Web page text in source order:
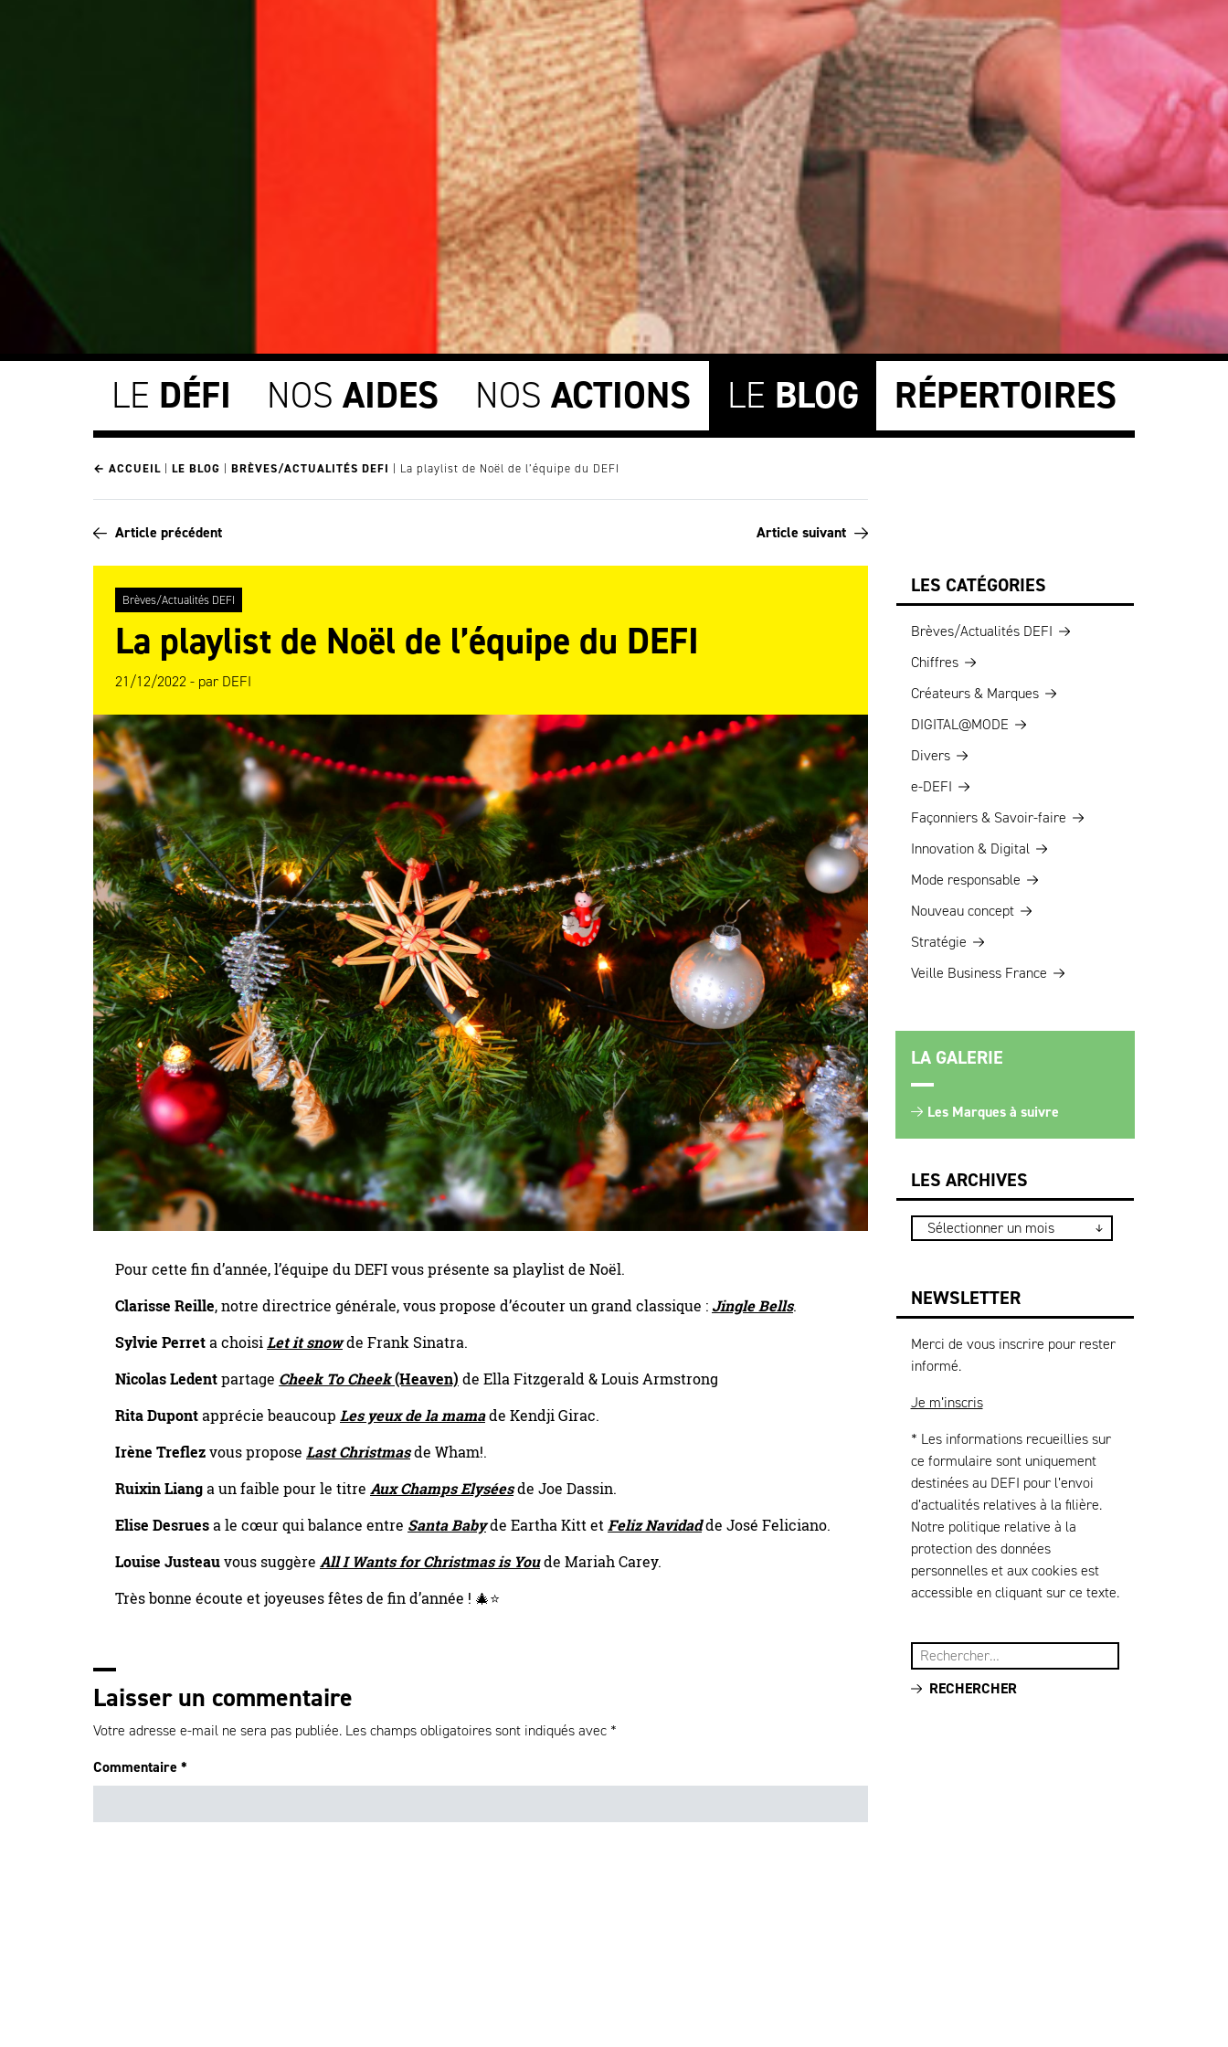
LE DÉFI NOSAIDES NOS ACTIONS LE BLOG RÉPERTOIRES
← ACCUEIL | LE BLOG | BRÈVES/ACTUALITÉS DEFI | La playlist de Noël de l’équipe du DEFI
Article précédent Article suivant
Brèves/Actualités DEFI
La playlist de Noël de l’équipe du DEFI
21/12/2022 - par DEFI
Pour cette fin d’année, l’équipe du DEFI vous présente sa playlist de Noël.
Clarisse Reille, notre directrice générale, vous propose d’écouter un grand classique : Jingle Bells.
Sylvie Perreta choisiLet it snowde Frank Sinatra.
Nicolas Ledentpartage Cheek To Cheek(Heaven) de Ella Fitzgerald & Louis Armstrong
Rita Dupontapprécie beaucoup Les yeux de la mamade Kendji Girac.
Irène Treflezvous propose Last Christmasde Wham!.
Ruixin Lianga un faible pour le titre Aux Champs Elyséesde Joe Dassin.
Elise Desruesa le cœur qui balance entre Santa Babyde Eartha Kitt etFeliz Navidadde José Feliciano.
Louise Justeauvous suggère All I Wants for Christmas is Youde Mariah Carey.
Très bonne écoute et joyeuses fêtes de fin d’année ! 🎄⭐
Laisser un commentaire
Votre adresse e-mail ne sera pas publiée. Les champs obligatoires sont indiqués avec *
Commentaire *
LES CATÉGORIES
Brèves/Actualités DEFI
Chiffres
Créateurs & Marques
DIGITAL@MODE
Divers
e-DEFI
Façonniers & Savoir-faire
Innovation & Digital
Mode responsable
Nouveau concept
Stratégie
Veille Business France
LA GALERIE
Les Marques à suivre
LES ARCHIVES
NEWSLETTER
Merci de vous inscrire pour rester
informé.
Je m’inscris
* Les informations recueillies sur
ce formulaire sont uniquement
destinées au DEFI pour l’envoi
d’actualités relatives à la filière.
Notre politique relative à la
protection des données
personnelles et aux cookies est
accessible en cliquant sur ce texte.